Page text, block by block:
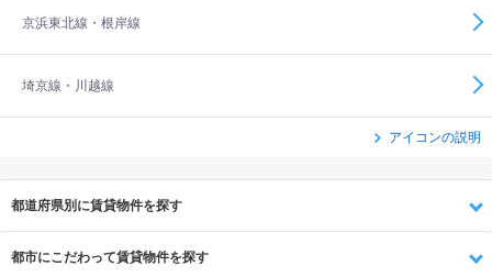
京浜東北線・根岸線
埼京線・川越線
アイコンの説明
都道府県別に賃貸物件を探す
都市にこだわって賃貸物件を探す